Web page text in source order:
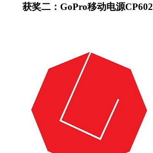
获奖二：GoPro移动电源CP602